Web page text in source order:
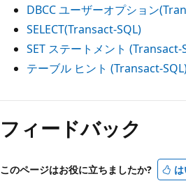
DBCC ユーザーオプション
SELECT(Transact-SQL)
SET ステートメント (Transact-
テーブル ヒント (Transact-
フィードバック
このページはお役に立ちましたか?